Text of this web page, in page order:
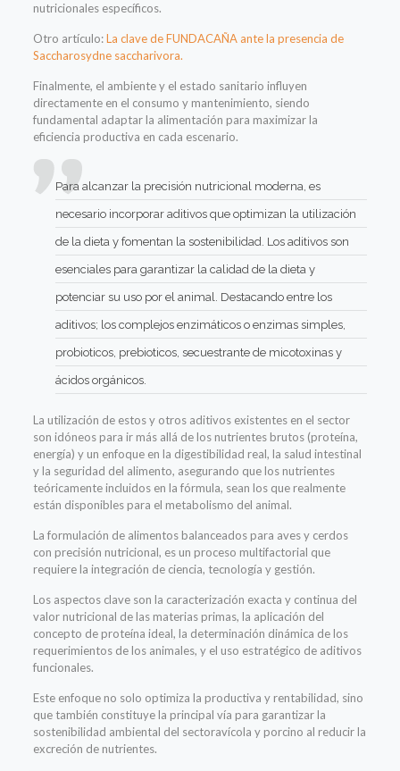
nutricionales específicos.
Otro artículo:La clave de FUNDACAÑA ante la presencia de
Saccharosydne saccharivora.
Finalmente, el ambiente y el estado sanitario influyen
directamente en el consumo y mantenimiento, siendo
fundamental adaptar la alimentación para maximizar la
eficiencia productiva en cada escenario.
Para alcanzar la precisión nutricional moderna, es
necesario incorporar aditivos que optimizan la utilización
de la dieta y fomentan la sostenibilidad. Los aditivos son
esenciales para garantizar la calidad de la dieta y
potenciar su uso por el animal. Destacando entre los
aditivos; los complejos enzimáticoso enzimas simples,
probioticos, prebioticos, secuestrante de micotoxinas y
ácidos orgánicos.
La utilización de estos y otros aditivos existentes en el sector
son idóneos para ir más allá de los nutrientes brutos (proteína,
energía) y un enfoque en la digestibilidad real, la salud intestinal
y la seguridad del alimento, asegurando que los nutrientes
teóricamente incluidos en la fórmula, sean los que realmente
están disponibles para el metabolismo del animal.
La formulación de alimentos balanceados para avesy cerdos
con precisión nutricional, es un proceso multifactorial que
requiere la integración de ciencia, tecnología y gestión.
Los aspectos clave son la caracterización exacta y continua del
valor nutricional de las materias primas, la aplicación del
concepto de proteína ideal, la determinación dinámica de los
requerimientos de los animales, y el uso estratégico de aditivos
funcionales.
Este enfoque no solo optimiza la productiva y rentabilidad, sino
que también constituye la principal vía para garantizar la
sostenibilidad ambiental del sectoravícola y porcino al reducir la
excreción de nutrientes.